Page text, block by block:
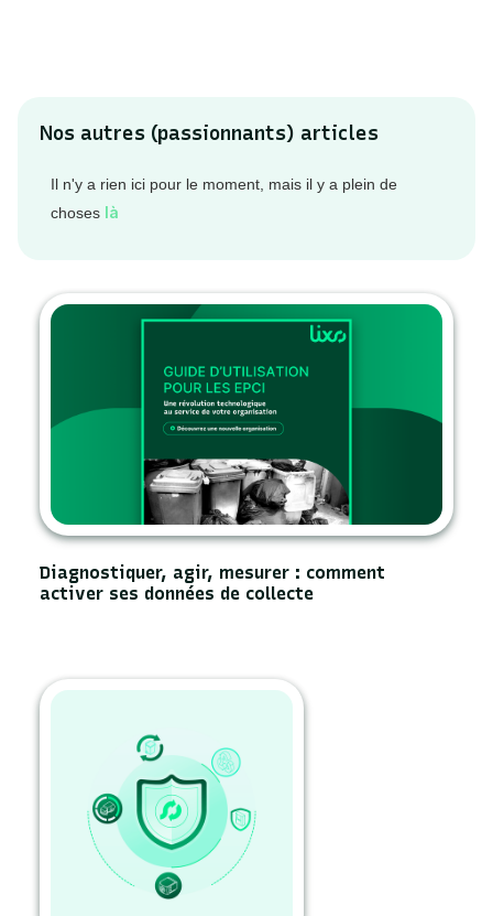
Nos autres (passionnants) articles
Il n'y a rien ici pour le moment, mais il y a plein de
choses là
Diagnostiquer, agir, mesurer : comment
activer ses données de collecte